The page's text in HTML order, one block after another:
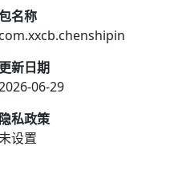
名称
com.xxcb.chenshipin
更新日期
06-29
隐私政策
设置